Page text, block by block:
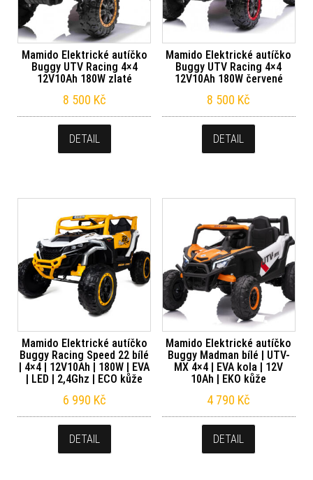
Mamido Elektrické autíčko
Buggy UTV Racing 4×4
12V10Ah 180W zlaté
8 500 Kč
DETAIL
Mamido Elektrické autíčko
Buggy UTV Racing 4×4
12V10Ah 180W červené
8 500 Kč
DETAIL
Mamido Elektrické autíčko
Buggy Racing Speed 22 bílé
| 4×4 | 12V10Ah | 180W | EVA
| LED | 2,4Ghz | ECO kůže
6 990 Kč
DETAIL
Mamido Elektrické autíčko
Buggy Madman bílé | UTV-
MX 4×4 | EVA kola | 12V
10Ah | EKO kůže
4 790 Kč
DETAIL